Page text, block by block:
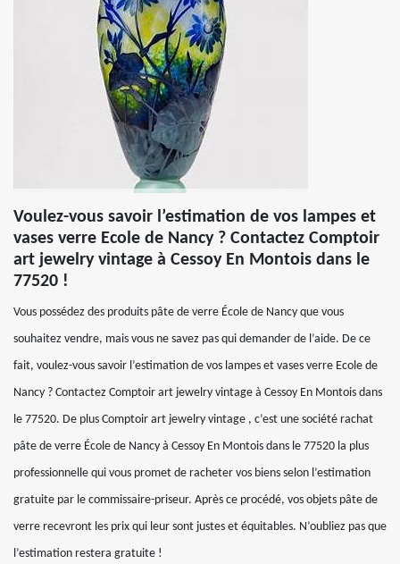
Voulez-vous savoir l’estimation de vos lampes et
vases verre Ecole de Nancy ? Contactez Comptoir
art jewelry vintage à Cessoy En Montois dans le
77520 !
Vous possédez des produits pâte de verre École de Nancy que vous
souhaitez vendre, mais vous ne savez pas qui demander de l’aide. De ce
fait, voulez-vous savoir l’estimation de vos lampes et vases verre Ecole de
Nancy ? Contactez Comptoir art jewelry vintage à Cessoy En Montois dans
le 77520. De plus Comptoir art jewelry vintage , c’est une société rachat
pâte de verre École de Nancy à Cessoy En Montois dans le 77520 la plus
professionnelle qui vous promet de racheter vos biens selon l’estimation
gratuite par le commissaire-priseur. Après ce procédé, vos objets pâte de
verre recevront les prix qui leur sont justes et équitables. N’oubliez pas que
l’estimation restera gratuite !